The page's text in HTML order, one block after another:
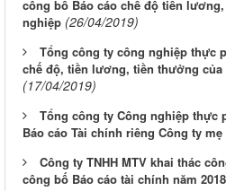
công bố Báo cáo chế độ tiền
nghiệp (26/04/2019)
Tổng công ty công nghiệp thực
chế độ, tiền lương, tiền thưởng của
(17/04/2019)
Tổng công ty Công nghiệp thực
Báo cáo Tài chính riêng Công ty mẹ
Công ty TNHH MTV khai thác
công bố Báo cáo tài chính năm 2018